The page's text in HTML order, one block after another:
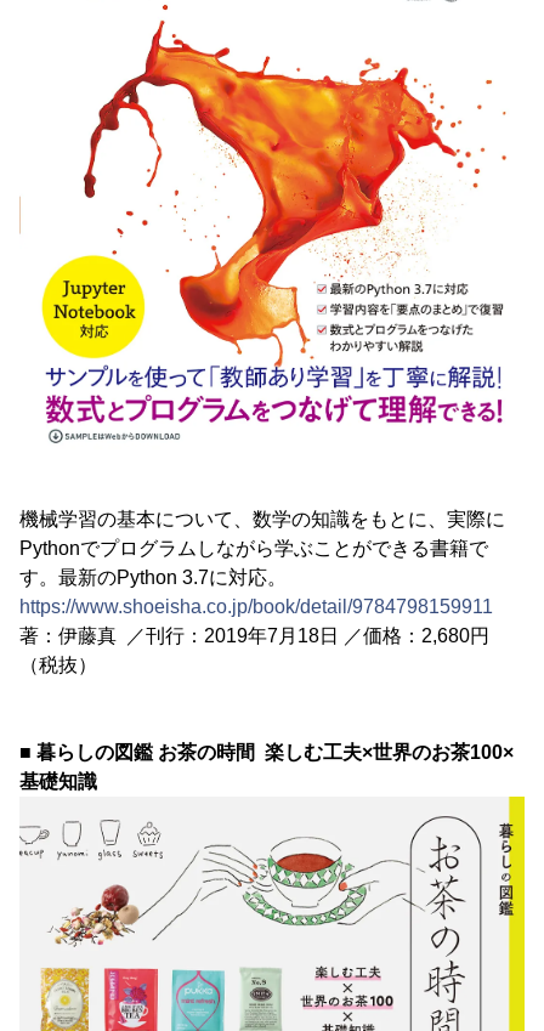
機械学習の基本について、数学の知識をもとに、実際に
Pythonでプログラムしながら学ぶことができる書籍で
す。最新のPython 3.7に対応。
https://www.shoeisha.co.jp/book/detail/9784798159911
著：伊藤真 ／刊行：2019年7月18日 ／価格：2,680円
（税抜）
■ 暮らしの図鑑 お茶の時間 楽しむ工夫×世界のお茶100×
基礎知識